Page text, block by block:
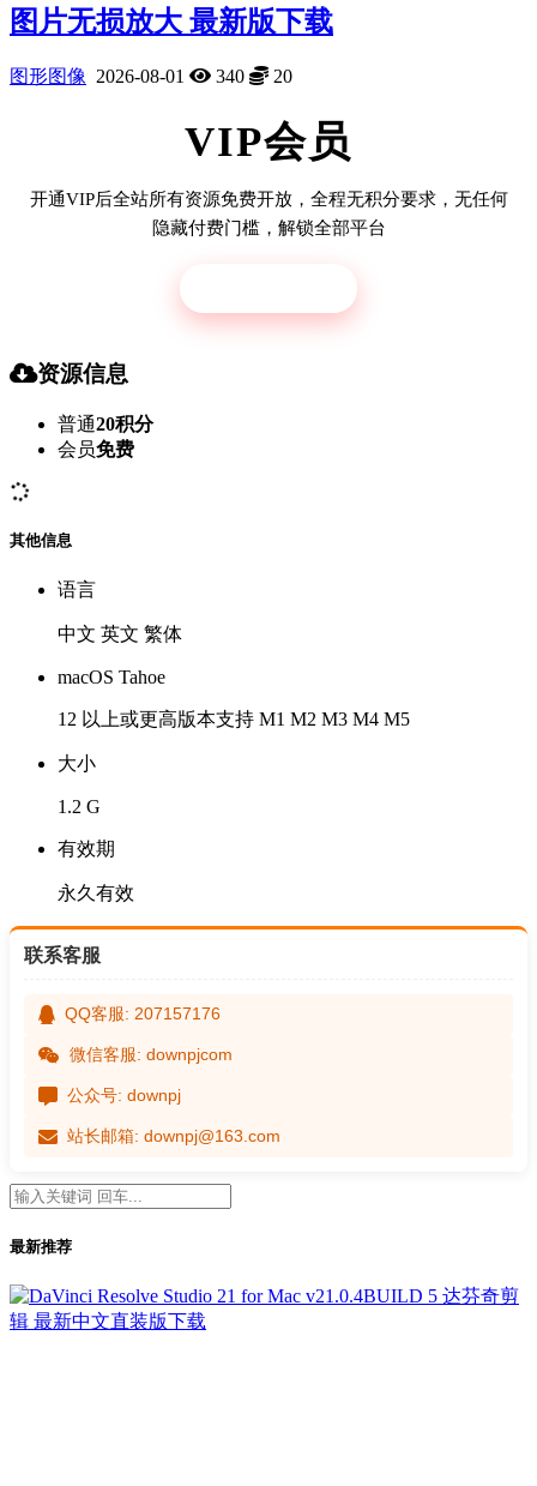
图片无损放大 最新版下载
图形图像 2026-08-01 340 20
VIP会员
开通VIP后全站所有资源免费开放，全程无积分要求，无任何
隐藏付费门槛，解锁全部平台
资源信息
普通20积分
会员免费
其他信息
语言
中文 英文 繁体
macOS Tahoe
12 以上或更高版本支持 M1 M2 M3 M4 M5
大小
1.2 G
有效期
永久有效
联系客服
QQ客服: 207157176
微信客服: downpjcom
公众号: downpj
站长邮箱: downpj@163.com
最新推荐